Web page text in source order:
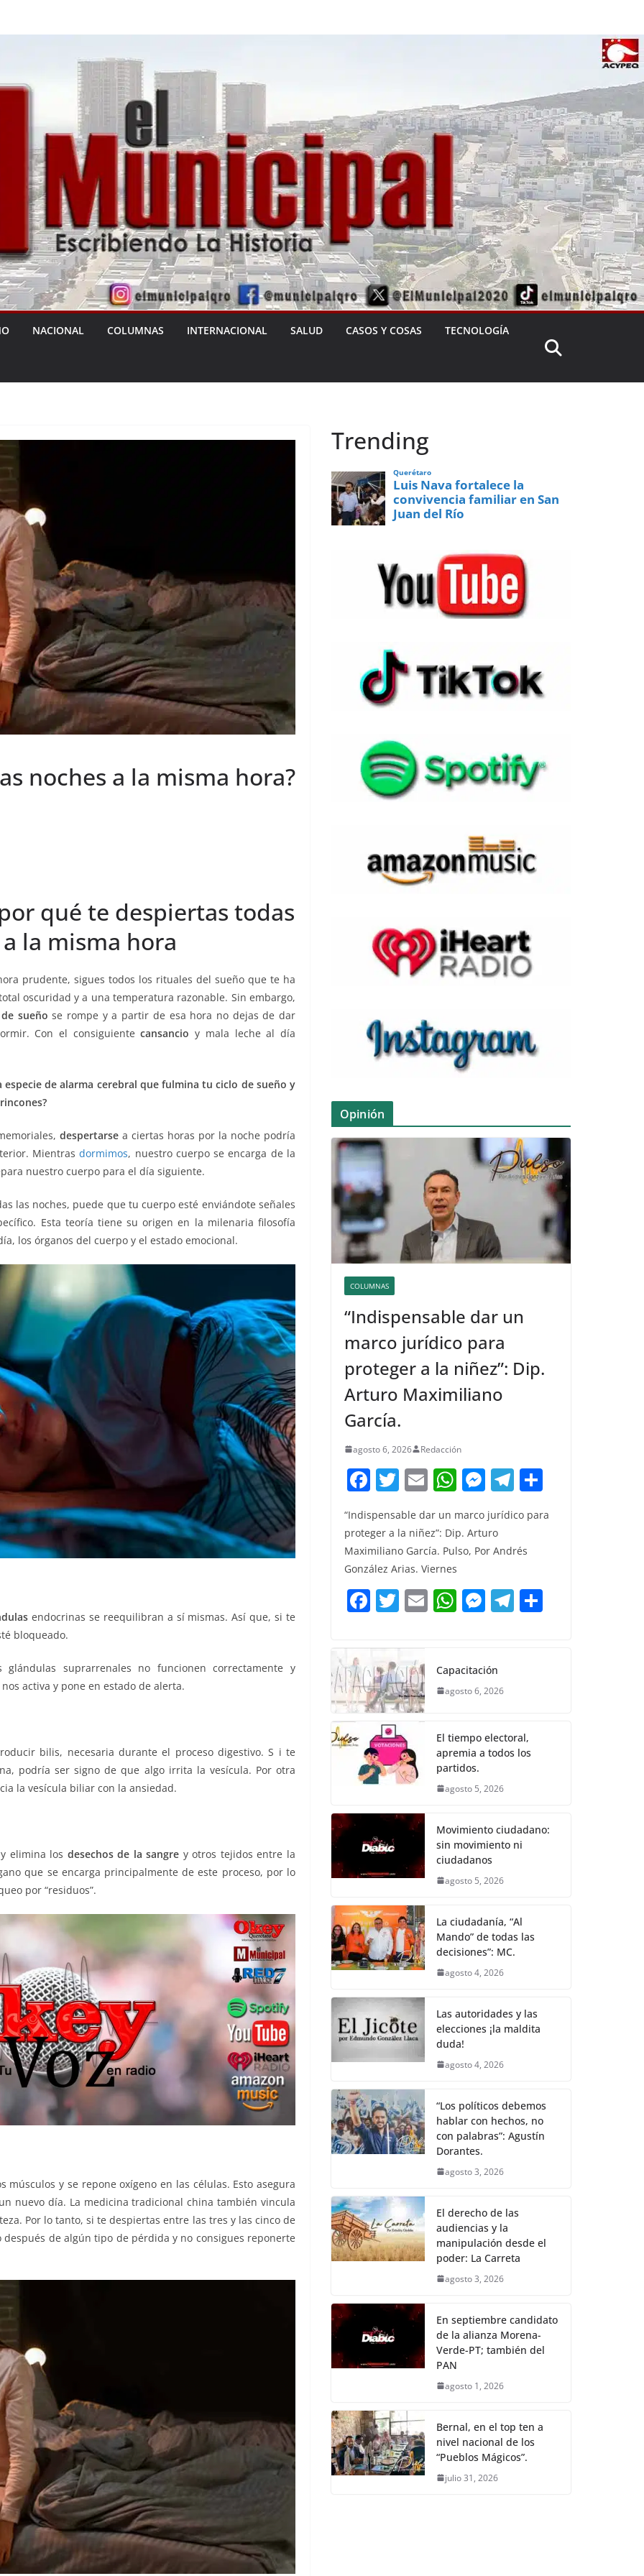
NACIONAL COLUMNAS INTERNACIONAL SALUD CASOS Y COSAS TECNOLOGÍA
noches a la misma hora?
qué te despiertas todas
la misma hora
prudente, sigues todos los rituales del sueño que te ha
oscuridad y a una temperatura razonable. Sin embargo,
sueño se rompe y a partir de esa hora no dejas de dar
Con el consiguientecansancio y mala leche al día
especie de alarma cerebral que fulmina tu ciclo de sueño y
despertarsea ciertas horas por la noche podría
Mientrasdormimos, nuestro cuerpo se encarga de la
nuestro cuerpo para el día siguiente.
las noches, puede que tu cuerpo esté enviándote señales
Esta teoría tiene su origen en la milenaria filosofía
los órganos del cuerpo y el estado emocional.
endocrinas se reequilibran a sí mismas. Así que, si te
bloqueado.
suprarrenales no funcionen correctamente y
activa y pone en estado de alerta.
bilis, necesaria durante el proceso digestivo. S i te
podría ser signo de que algo irrita la vesícula. Por otra
la vesícula biliar con la ansiedad.
elimina los desechos de la sangre y otros tejidos entre la
que se encarga principalmente de este proceso, por lo
por “residuos”.
músculos y se repone oxígeno en las células. Esto asegura
nuevo día. La medicina tradicional china también vincula
Por lo tanto, si te despiertas entre las tres y las cinco de
de algún tipo de pérdida y no consigues reponerte
Trending
Opinión
COLUMNAS
“Indispensable dar un
marco jurídico para
proteger a la niñez”: Dip.
Arturo Maximiliano
García.
agosto 6, 2026 Redacción
F
a
c
e
b
o
o
k
T
w
itt
er
E
m
ai
l
W
h
at
s
p
p
M
e
ss
e
g
er
T
el
e
gr
m
m
“Indispensable dar un marco jurídico para
proteger a la niñez”: Dip. Arturo
Maximiliano García. Pulso, Por Andrés
González Arias. Viernes
F
a
c
e
b
o
o
k
T
w
itt
er
E
m
W
h
s
A
p
M
e
e
n
er
T
el
Capacitación
agosto 6, 2026
El tiempo electoral,
apremia a todos los
partidos.
agosto 5, 2026
Movimiento ciudadano:
sin movimiento ni
ciudadanos
agosto 5, 2026
La ciudadanía, “Al
Mando” de todas las
decisiones”: MC.
agosto 4, 2026
Las autoridades y las
elecciones ¡la maldita
duda!
agosto 4, 2026
“Los políticos debemos
hablar con hechos, no
con palabras”: Agustín
Dorantes.
agosto 3, 2026
El derecho de las
audiencias y la
manipulación desde el
poder: La Carreta
agosto 3, 2026
En septiembre candidato
de la alianza Morena-
Verde-PT; también del
PAN
agosto 1, 2026
Bernal, en el top ten a
nivel nacional de los
“Pueblos Mágicos”.
julio 31, 2026